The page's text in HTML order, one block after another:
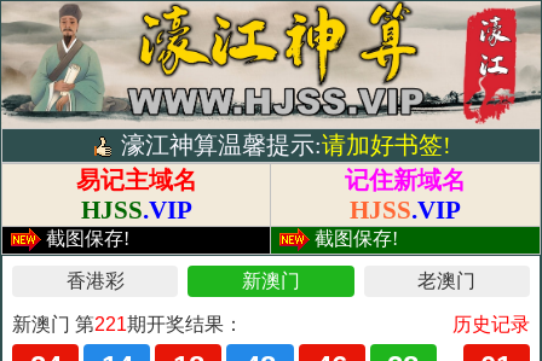
濠江神算温馨提示:请加好书签!
易记主域名
HJSS.VIP
记住新域名
HJSS.VIP
截图保存! 截图保存!